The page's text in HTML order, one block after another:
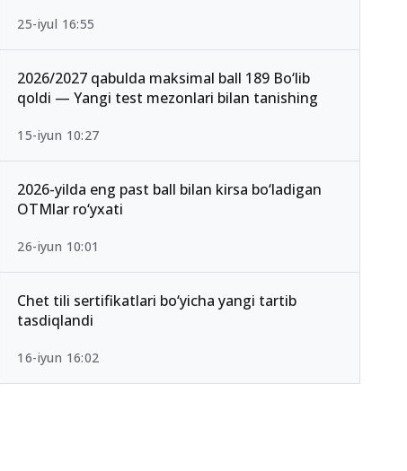
25-iyul 16:55
2026/2027 qabulda maksimal ball 189 Bo‘lib
qoldi — Yangi test mezonlari bilan tanishing
15-iyun 10:27
2026-yilda eng past ball bilan kirsa bo‘ladigan
OTMlar ro‘yxati
26-iyun 10:01
Chet tili sertifikatlari bo‘yicha yangi tartib
tasdiqlandi
16-iyun 16:02